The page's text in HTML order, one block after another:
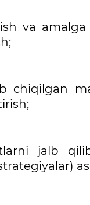
va amalga
chiqilgan
jalb